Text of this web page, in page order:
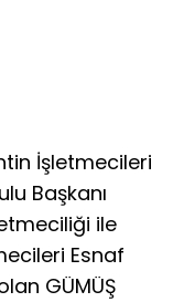
İşletmecileri
Başkanı
ile
Esnaf
GÜMÜŞ